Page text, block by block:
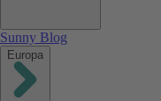
Sunny Blog
Europa